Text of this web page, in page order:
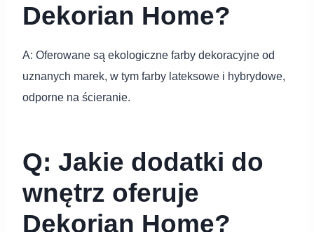
Dekorian Home?
A: Oferowane są ekologiczne farby dekoracyjne od
uznanych marek, w tym farby lateksowe i hybrydowe,
odporne na ścieranie.
Q: Jakie dodatki do
wnętrz oferuje
Dekorian Home?